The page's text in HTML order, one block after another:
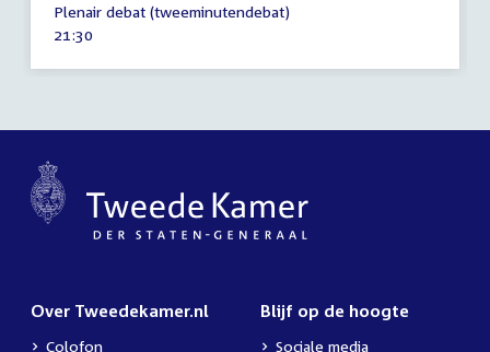
juni
2026
Plenair debat (tweeminutendebat)
Tijd
21:30
Over Tweedekamer.nl
Colofon
Blijf op de hoogte
Sociale media